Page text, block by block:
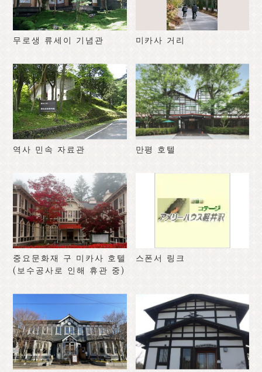
개인정보취급방침
PR
무로생 류세이 기념관 미카사 거리
역사 민속 자료관 만평 호텔
중요문화재 구 미카사 호텔
(보수공사로 인해 휴관 중)
스폰서 링크